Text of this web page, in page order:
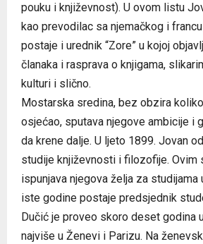
pouku i književnost). U ovom listu
kao prevodilac sa njemačkog i
postaje i urednik “Zore” u kojoj
članaka i rasprava o knjigama,
kulturi i slično.
Mostarska sredina, bez obzira
osjećao, sputava njegove ambicije i
da krene dalje. U ljeto 1899. Jovan
studije književnosti i filozofije. Ovim
ispunjava njegova želja za studijama
iste godine postaje predsjednik
Dučić je proveo skoro deset godina
najviše u Ženevi i Parizu. Na